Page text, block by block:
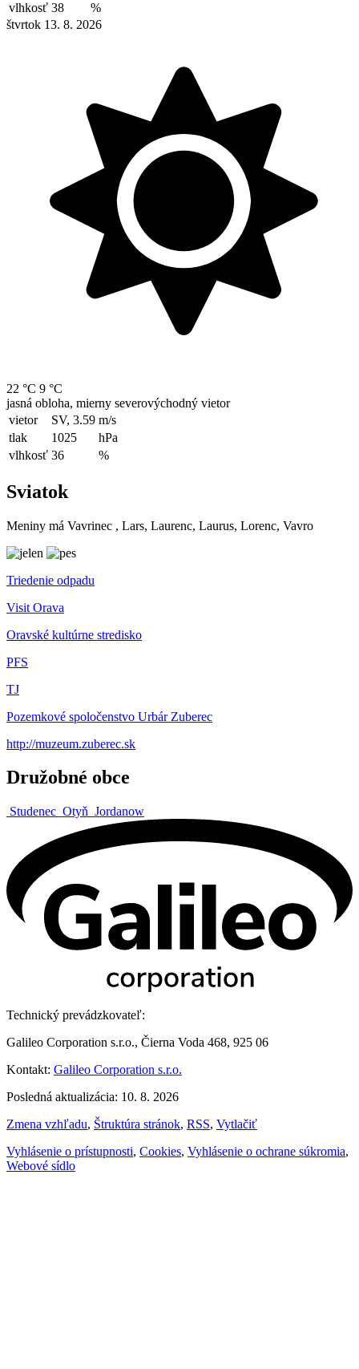
vlhkosť 38
%
štvrtok 13. 8. 2026
22 °C 9 °C
jasná obloha, mierny severovýchodný vietor
vietor
SV, 3.59 m/s
tlak
1025
hPa
vlhkosť 36 %
Sviatok
Meniny má Vavrinec , Lars, Laurenc, Laurus, Lorenc, Vavro
Triedenie odpadu
Visit Orava
Oravské kultúrne stredisko
PFS
TJ
Pozemkové spoločenstvo Urbár Zuberec
http://muzeum.zuberec.sk
Družobné obce
Studenec Otyň Jordanow
Technický prevádzkovateľ:
Galileo Corporation s.r.o., Čierna Voda 468, 925 06
Kontakt: Galileo Corporation s.r.o.
Posledná aktualizácia: 10. 8. 2026
Zmena vzhľadu, Štruktúra stránok, RSS, Vytlačiť
Vyhlásenie o prístupnosti, Cookies, Vyhlásenie o ochrane súkromia,
Webové sídlo